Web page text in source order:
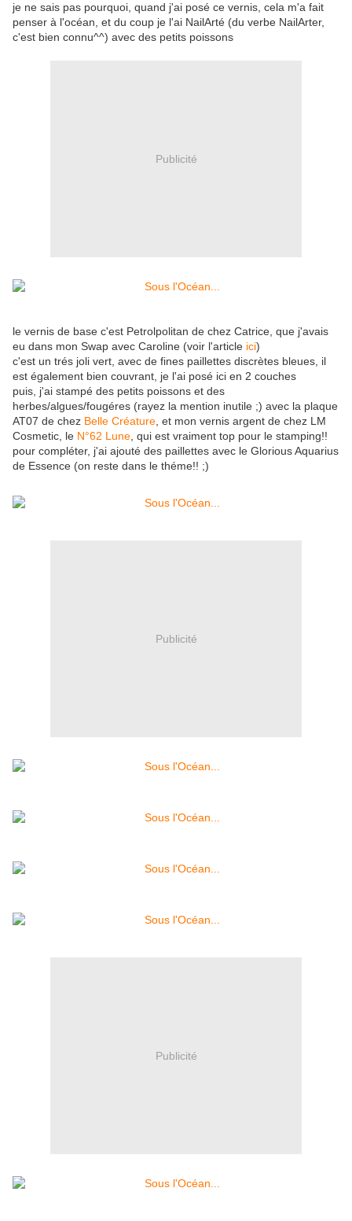
je ne sais pas pourquoi, quand j'ai posé ce vernis, cela m'a fait
penser à l'océan, et du coup je l'ai NailArté (du verbe NailArter,
c'est bien connu^^) avec des petits poissons
Publicité
le vernis de base c'est Petrolpolitan de chez Catrice, que j'avais
eu dans mon Swap avec Caroline (voir l'article ici)
c'est un trés joli vert, avec de fines paillettes discrètes bleues, il
est également bien couvrant, je l'ai posé ici en 2 couches
puis, j'ai stampé des petits poissons et des
herbes/algues/fougéres (rayez la mention inutile ;) avec la plaque
AT07 de chez Belle Créature , et mon vernis argent de chez LM
Cosmetic, le N°62 Lune , qui est vraiment top pour le stamping!!
pour compléter, j'ai ajouté des paillettes avec le Glorious Aquarius
de Essence (on reste dans le théme!! ;)
Publicité
Publicité